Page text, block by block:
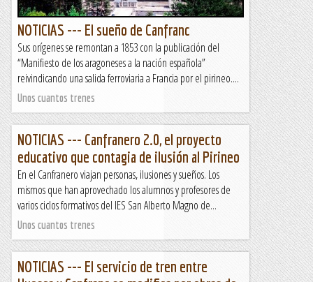
NOTICIAS --- El sueño de Canfranc
Sus orígenes se remontan a 1853 con la publicación del
“Manifiesto de los aragoneses a la nación española”
reivindicando una salida ferroviaria a Francia por el pirineo....
Unos cuantos trenes
NOTICIAS --- Canfranero 2.0, el proyecto
educativo que contagia de ilusión al Pirineo
En el Canfranero viajan personas, ilusiones y sueños. Los
mismos que han aprovechado los alumnos y profesores de
varios ciclos formativos del IES San Alberto Magno de...
Unos cuantos trenes
NOTICIAS --- El servicio de tren entre